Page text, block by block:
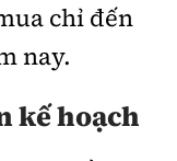
chỉ đến
nay.
kế hoạch